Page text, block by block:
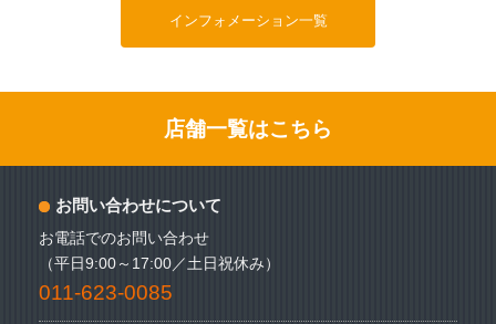
インフォメーション一覧
店舗一覧はこちら
お問い合わせについて
お電話でのお問い合わせ
（平日9:00～17:00／土日祝休み）
011-623-0085